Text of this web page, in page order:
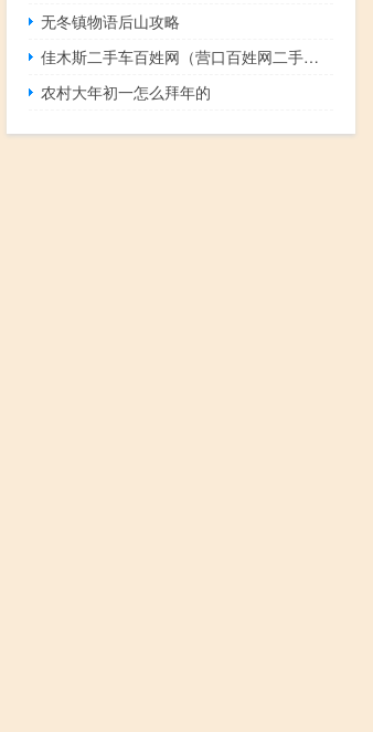
无冬镇物语后山攻略
佳木斯二手车百姓网（营口百姓网二手车）
农村大年初一怎么拜年的